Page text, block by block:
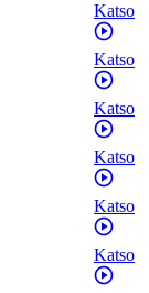
Katso
Katso
Katso
Katso
Katso
Katso